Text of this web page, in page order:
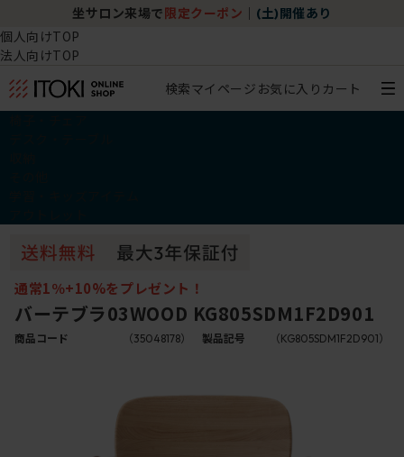
坐サロン来場で 限定クーポン (土)開催あり
個人向けTOP
法人向けTOP
検索マイページ お気に入り カート
通常1％+10%をプレゼント！
バーテブラ03WOOD KG805SDM1F2D901
商品コード （35048178） 製品記号 （KG805SDM1F2D901）